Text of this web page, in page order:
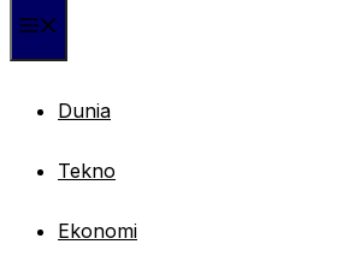
Dunia
Tekno
Ekonomi